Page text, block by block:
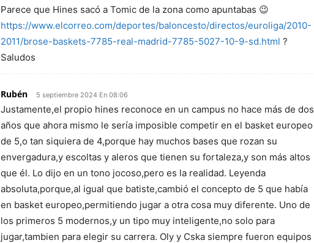
Parece que Hines sacó a Tomic de la zona como apuntabas 😉
https://www.elcorreo.com/deportes/baloncesto/directos/euroliga/2010-
2011/brose-baskets-7785-real-madrid-7785-5027-10-9-sd.html ?
Saludos
Rubén 5 septiembre 2024 En 08:06
Justamente,el propio hines reconoce en un campus no hace más de dos
años que ahora mismo le sería imposible competir en el basket europeo
de 5,o tan siquiera de 4,porque hay muchos bases que rozan su
envergadura,y escoltas y aleros que tienen su fortaleza,y son más altos
que él. Lo dijo en un tono jocoso,pero es la realidad. Leyenda
absoluta,porque,al igual que batiste,cambió el concepto de 5 que había
en basket europeo,permitiendo jugar a otra cosa muy diferente. Uno de
los primeros 5 modernos,y un tipo muy inteligente,no solo para
jugar,tambien para elegir su carrera. Oly y Cska siempre fueron equipos